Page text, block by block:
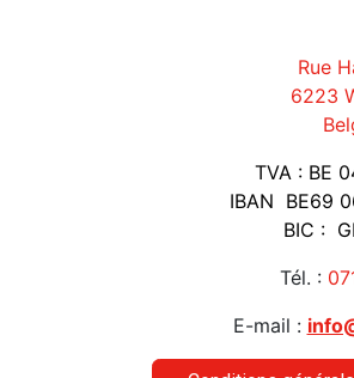
Rue
6223
TVA : BE
IBAN BE69
BIC :
Tél. :
E-mail :